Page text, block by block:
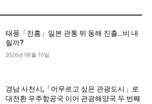
태풍「찬홈」일본 관통 뒤 동해 진출…비 내
릴까?
2026년 08월 10일
경남 사천시,「머무르고 싶은 관광도시」로
대전환 우주항공국 이어 관광해양국 두 번째